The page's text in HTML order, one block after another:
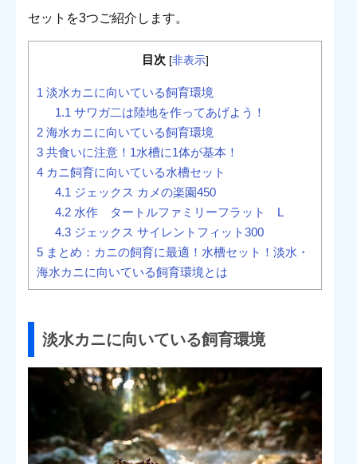
セットを3つご紹介します。
目次 [非表示]
1 淡水カニに向いている飼育環境
1.1 サワガ二は陸地を作ってあげよう！
2 海水カニに向いている飼育環境
3 共食いに注意！1水槽に1体が基本！
4 カニ飼育に向いている水槽セット
4.1 ジェックス カメの楽園450
4.2水作 タートルファミリーフラット L
4.3ジェックス サイレントフィット300
5 まとめ：カニの飼育に最適！水槽セット！淡水・
海水カニに向いている飼育環境とは
淡水カニに向いている飼育環境